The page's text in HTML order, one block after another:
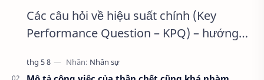
Các câu hỏi về hiệu suất chính (Key
Performance Question – KPQ) – hướng
các chỉ số đo lường xuống đến mức …